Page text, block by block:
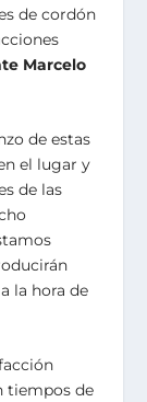
de cordón
Marcelo
de estas
el lugar y
de las
la hora de
tiempos de